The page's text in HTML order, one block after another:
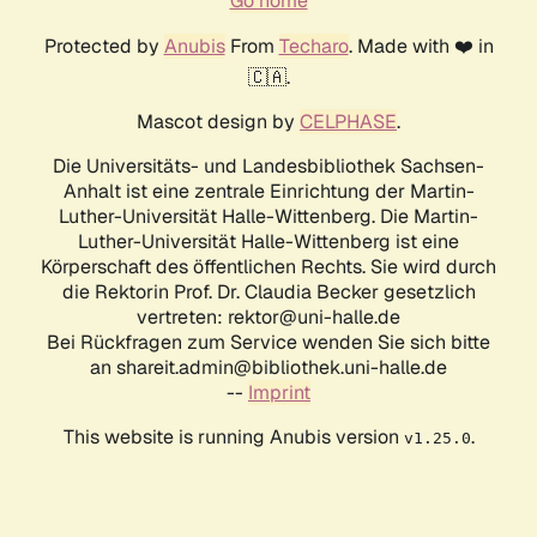
Protected by AnubisFrom Techaro. Made with ❤️ in
🇨🇦.
Mascot design by CELPHASE.
Die Universitäts- und Landesbibliothek Sachsen-
Anhalt ist eine zentrale Einrichtung der Martin-
Luther-Universität Halle-Wittenberg. Die Martin-
Luther-Universität Halle-Wittenberg ist eine
Körperschaft des öffentlichen Rechts. Sie wird durch
die Rektorin Prof. Dr. Claudia Becker gesetzlich
vertreten: rektor@uni-halle.de
Bei Rückfragen zum Service wenden Sie sich bitte
an shareit.admin@bibliothek.uni-halle.de
-- Imprint
This website is running Anubis version v1.25.0.